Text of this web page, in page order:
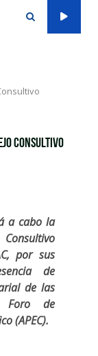
Consultivo
a cabo la
por sus
de
de las
Foro de
(APEC).